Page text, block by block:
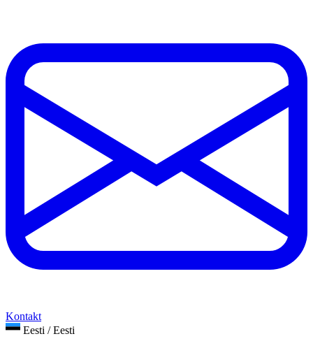
Kontakt
Eesti / Eesti